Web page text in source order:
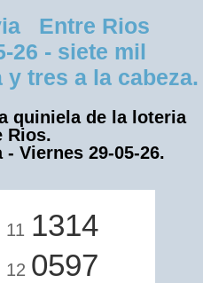
Entre Rios
26 - siete mil
tres a la cabeza.
quiniela de la loteria
Rios.
Viernes 29-05-26.
11 1314
12 0597